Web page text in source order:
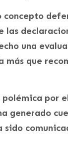
las
una
que
polémica por
generado